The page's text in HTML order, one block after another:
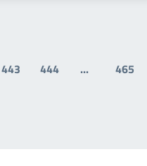
443 444 ... 465